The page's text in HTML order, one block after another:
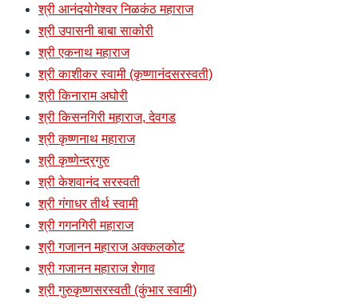
श्री आनंदयोगेश्वर निळकंठ महाराज
श्री उपासनी बाबा साकोरी
श्री एकनाथ महाराज
श्री काशीकर स्वामी (कृष्णानंदसरस्वती)
श्री किनाराम अघोरी
श्री किसनगिरी महाराज, देवगड
श्री कृष्णनाथ महाराज
श्री कृष्णेन्द्रगुरु
श्री केशवानंद सरस्वती
श्री गंगाधर तीर्थ स्वामी
श्री गगनगिरी महाराज
श्री गजानन महाराज अक्कलकोट
श्री गजानन महाराज शेगाव
श्री गुरुकृष्णसरस्वती (कुंभार स्वामी)